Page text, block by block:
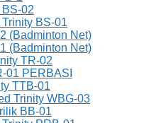
02
BS-01
(Badminton Net)
(Badminton Net)
TR-02
01 PERBASI
TTB-01
Trinity WBG-03
BB-01